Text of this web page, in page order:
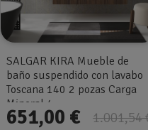
SALGAR KIRA Mueble de
baño suspendido con lavabo
Toscana 140 2 pozas Carga
Mineral 4...
1.001,54
651,00 €